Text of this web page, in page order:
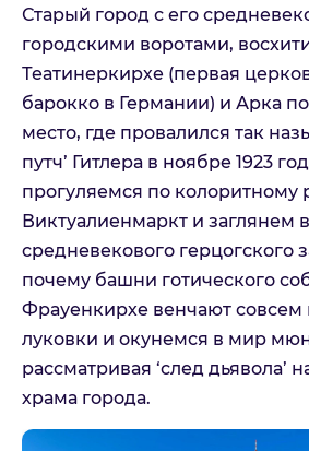
Старый город с его
городскими воротами,
Театинеркирхе (первая
барокко в Германии) и Арка
место, где провалился так
путч’ Гитлера в ноябре 1923
прогуляемся по колоритному
Виктуалиенмаркт и заглянем
средневекового герцогского
почему башни готического
Фрауенкирхе венчают совсем
луковки и окунемся в мир
рассматривая ‘след дьявола’
храма города.